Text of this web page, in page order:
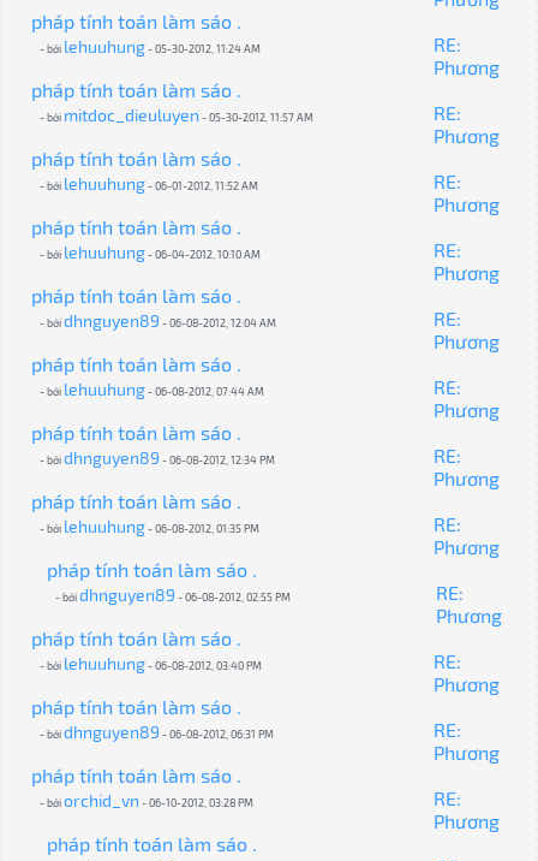
pháp tính toán làm sáo .
- bởi lehuuhung- 05-30-2012, 11:24 AM
RE:
Phương
pháp tính toán làm sáo .
- bởi mitdoc_dieuluyen - 05-30-2012, 11:57 AM
RE:
Phương
pháp tính toán làm sáo .
- bởi lehuuhung- 06-01-2012, 11:52 AM
RE:
Phương
pháp tính toán làm sáo .
- bởi lehuuhung- 06-04-2012, 10:10 AM
RE:
Phương
pháp tính toán làm sáo .
- bởidhnguyen89 - 06-08-2012, 12:04 AM
RE:
Phương
pháp tính toán làm sáo .
- bởi lehuuhung- 06-08-2012, 07:44 AM
RE:
Phương
pháp tính toán làm sáo .
- bởidhnguyen89 - 06-08-2012, 12:34 PM
RE:
Phương
pháp tính toán làm sáo .
- bởi lehuuhung- 06-08-2012, 01:35 PM
RE:
Phương
pháp tính toán làm sáo .
- bởidhnguyen89 - 06-08-2012, 02:55 PM
RE:
Phương
pháp tính toán làm sáo .
- bởi lehuuhung- 06-08-2012, 03:40 PM
RE:
Phương
pháp tính toán làm sáo .
- bởidhnguyen89 - 06-08-2012, 06:31 PM
RE:
Phương
pháp tính toán làm sáo .
- bởiorchid_vn - 06-10-2012, 03:28 PM
RE:
Phương
pháp tính toán làm sáo .